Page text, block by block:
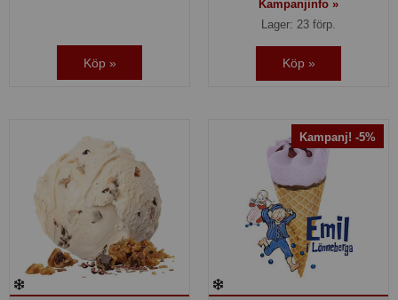
Köp »
Kampanjinfo »
Lager: 23 förp.
Köp »
Kampanj! -5%